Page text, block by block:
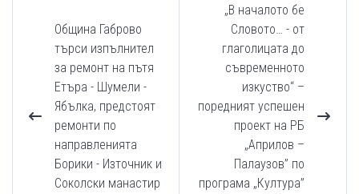
Община Габрово
търси изпълнител
за ремонт на пътя
Етъра - Шумели -
Ябълка, предстоят
ремонти по
направленията
Борики - Източник и
Соколски манастир
„В началото бе
Словото… - от
глаголицата до
съвременното
изкуство“ –
поредният успешен
проект на РБ
„Априлов –
Палаузов” по
програма „Култура”